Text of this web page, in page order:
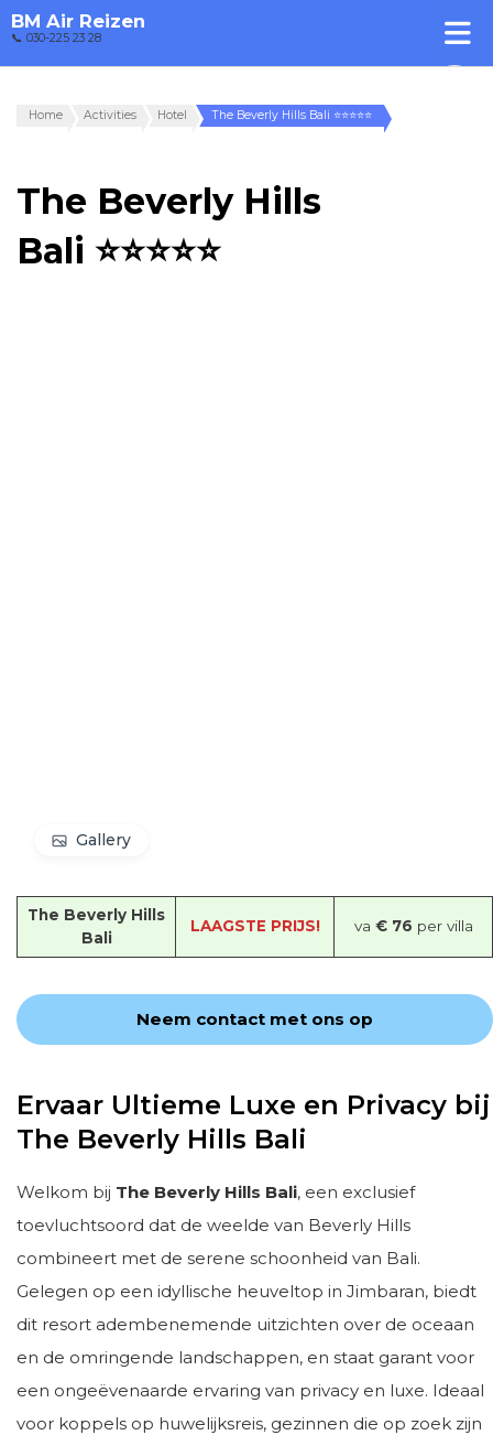
BM Air Reizen
📞 030-225 23 28
Home Activities Hotel The Beverly Hills Bali ⭐⭐⭐⭐⭐
The Beverly Hills
Bali ⭐⭐⭐⭐⭐
Gallery
The Beverly Hills
Bali
LAAGSTE PRIJS! va € 76 per villa
Neem contact met ons op
Ervaar Ultieme Luxe en Privacy bij
The Beverly Hills Bali
Welkom bij The Beverly Hills Bali, een exclusief
toevluchtsoord dat de weelde van Beverly Hills
combineert met de serene schoonheid van Bali.
Gelegen op een idyllische heuveltop in Jimbaran, biedt
dit resort adembenemende uitzichten over de oceaan
en de omringende landschappen, en staat garant voor
een ongeëvenaarde ervaring van privacy en luxe. Ideaal
voor koppels op huwelijksreis, gezinnen die op zoek zijn